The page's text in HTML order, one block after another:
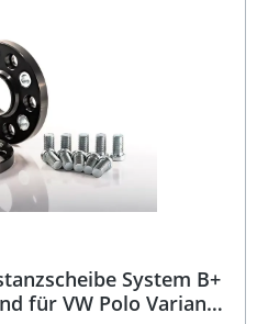
System B+
für VW Polo Variant